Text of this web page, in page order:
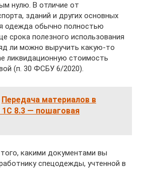
нулю. В отличие от
зданий и других основных
одежда обычно полностью
срока полезного использования
ли можно выручить какую-то
ликвидационную стоимость
(п. 30 ФСБУ 6/2020).
Передача материалов в
1С 8.3 — пошаговая
какими документами вы
спецодежды, учтенной в